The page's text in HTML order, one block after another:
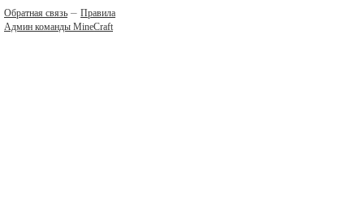
Обратная связь – Правила
Админ команды MineCraft